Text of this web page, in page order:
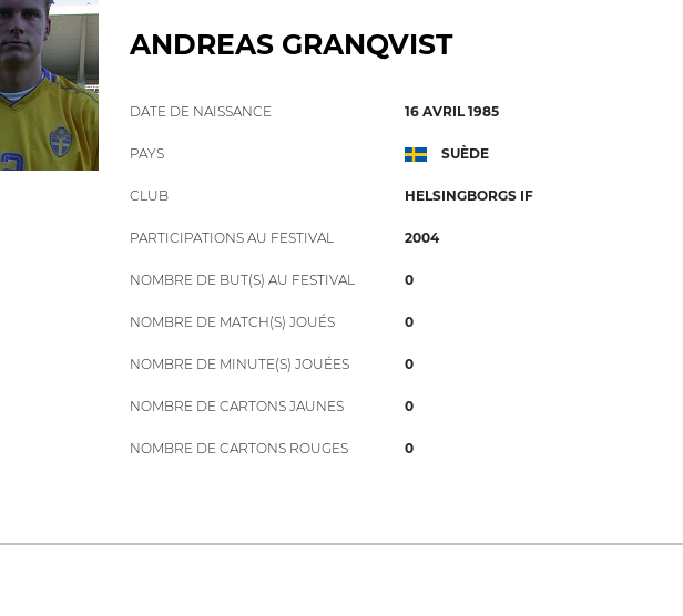
ANDREAS GRANQVIST
DATE DE NAISSANCE 16 AVRIL 1985
PAYS SUÈDE
CLUB HELSINGBORGS IF
PARTICIPATIONS AU FESTIVAL 2004
NOMBRE DE BUT(S) AU FESTIVAL 0
NOMBRE DE MATCH(S) JOUÉS 0
NOMBRE DE MINUTE(S) JOUÉES 0
NOMBRE DE CARTONS JAUNES 0
NOMBRE DE CARTONS ROUGES 0